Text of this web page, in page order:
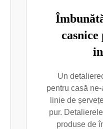
Un
pentru casă
linie de
pur.
produse de